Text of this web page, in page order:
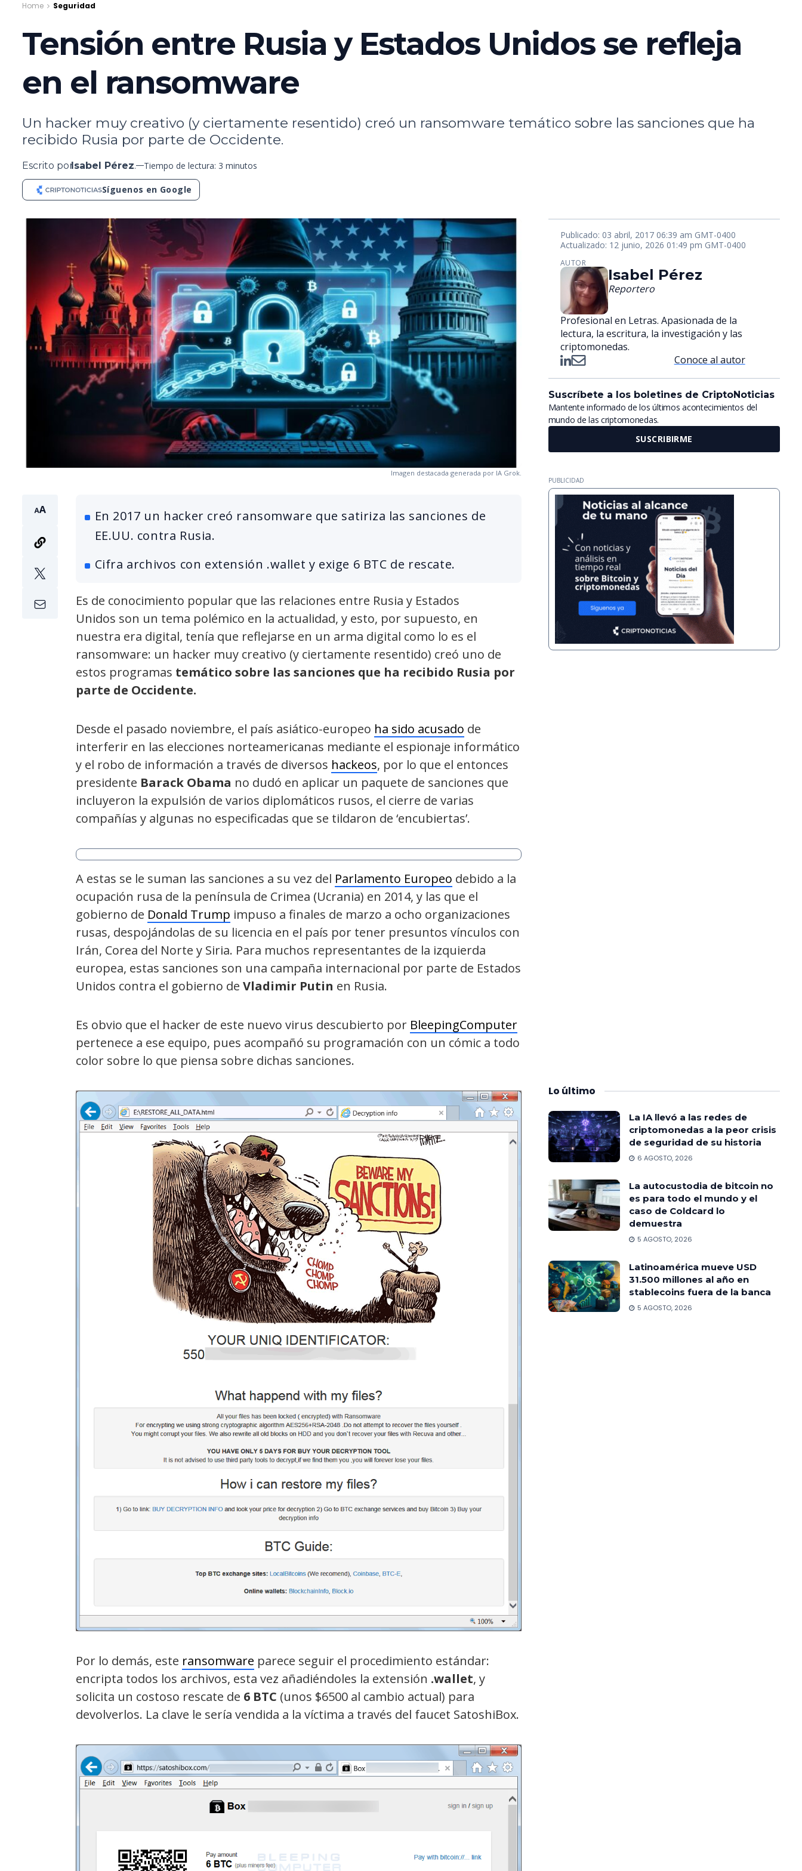
Home Seguridad
Tensión entre Rusia y Estados Unidos se refleja
en el ransomware
Un hacker muy creativo (y ciertamente resentido) creó un ransomware temático sobre las sanciones que ha
recibido Rusia por parte de Occidente.
Escrito porIsabel Pérez. Tiempo de lectura: 3 minutos
Síguenos en Google
Imagen destacada generada por IA Grok.
En 2017 un hacker creó ransomware que satiriza las sanciones de
EE.UU. contra Rusia.
Cifra archivos con extensión .wallet y exige 6 BTC de rescate.
Es de conocimiento popular que las relaciones entre Rusia y Estados
Unidos son un tema polémico en la actualidad, y esto, por supuesto, en
nuestra era digital, tenía que reflejarse en un arma digital como lo es el
ransomware: un hacker muy creativo (y ciertamente resentido) creó uno de
estos programas temático sobre las sanciones que ha recibido Rusia por
parte de Occidente.
Desde el pasado noviembre, el país asiático-europeo ha sido acusado de
interferir en las elecciones norteamericanas mediante el espionaje informático
y el robo de información a través de diversos hackeos, por lo que el entonces
presidente Barack Obama no dudó en aplicar un paquete de sanciones que
incluyeron la expulsión de varios diplomáticos rusos, el cierre de varias
compañías y algunas no especificadas que se tildaron de ‘encubiertas’.
A estas se le suman las sanciones a su vez del Parlamento Europeo debido a la
ocupación rusa de la península de Crimea (Ucrania) en 2014, y las que el
gobierno de Donald Trump impuso a finales de marzo a ocho organizaciones
rusas, despojándolas de su licencia en el país por tener presuntos vínculos con
Irán, Corea del Norte y Siria. Para muchos representantes de la izquierda
europea, estas sanciones son una campaña internacional por parte de Estados
Unidos contra el gobierno de Vladimir Putin en Rusia.
Es obvio que el hacker de este nuevo virus descubierto por BleepingComputer
pertenece a ese equipo, pues acompañó su programación con un cómic a todo
color sobre lo que piensa sobre dichas sanciones.
Por lo demás, este ransomware parece seguir el procedimiento estándar:
encripta todos los archivos, esta vez añadiéndoles la extensión .wallet, y
solicita un costoso rescate de 6 BTC (unos $6500 al cambio actual) para
devolverlos. La clave le sería vendida a la víctima a través del faucet SatoshiBox.
Publicado: 03 abril, 2017 06:39 am GMT-0400
Actualizado: 12 junio, 2026 01:49 pm GMT-0400
AUTOR
Isabel Pérez
Reportero
Profesional en Letras. Apasionada de la
lectura, la escritura, la investigación y las
criptomonedas.
Conoce al autor
Suscríbete a los boletines de CriptoNoticias
Mantente informado de los últimos acontecimientos del
mundo de las criptomonedas.
SUSCRIBIRME
PUBLICIDAD
Lo último
La IA llevó a las redes de
criptomonedas a la peor crisis
de seguridad de su historia
6 AGOSTO, 2026
La autocustodia de bitcoin no
es para todo el mundo y el
caso de Coldcard lo
demuestra
5 AGOSTO, 2026
Latinoamérica mueve USD
31.500 millones al año en
stablecoins fuera de la banca
5 AGOSTO, 2026